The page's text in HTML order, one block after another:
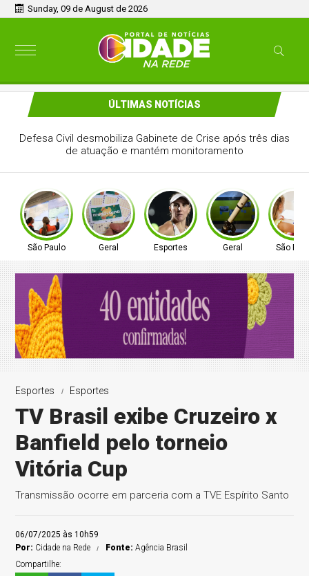
Sunday, 09 de August de 2026
ÚLTIMAS NOTÍCIAS
Mega-Sena sorteia prêmio acumulado de R$ 165 milhões
neste domingo
São Paulo Geral Esportes Geral São
Esportes Esportes
TV Brasil exibe Cruzeiro x
Banfield pelo torneio
Vitória Cup
Transmissão ocorre em parceria com a TVE Espírito Santo
06/07/2025 às 10h59
Por: Cidade na Rede Fonte:Agência Brasil
Compartilhe: